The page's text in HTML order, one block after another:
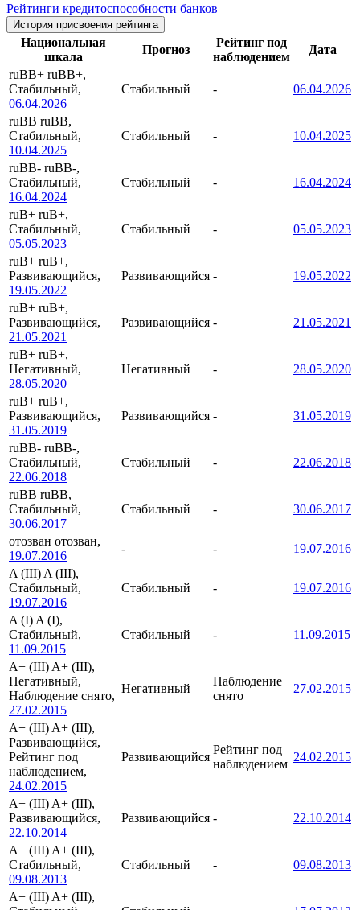
Рейтинги кредитоспособности банков
История присвоения рейтинга
Национальная
шкала
Прогноз
Рейтинг под
наблюдением
Дата
ruBB+ ruBB+,
Стабильный,
06.04.2026
Стабильный - 06.04.2026
ruBB ruBB,
Стабильный,
10.04.2025
Стабильный - 10.04.2025
ruBB- ruBB-,
Стабильный,
16.04.2024
Стабильный - 16.04.2024
ruB+ ruB+,
Стабильный,
05.05.2023
Стабильный - 05.05.2023
ruB+ ruB+,
Развивающийся,
19.05.2022
Развивающийся - 19.05.2022
ruB+ ruB+,
Развивающийся,
21.05.2021
Развивающийся - 21.05.2021
ruB+ ruB+,
Негативный,
28.05.2020
Негативный - 28.05.2020
ruB+ ruB+,
Развивающийся,
31.05.2019
Развивающийся - 31.05.2019
ruBB- ruBB-,
Стабильный,
22.06.2018
Стабильный - 22.06.2018
ruBB ruBB,
Стабильный,
30.06.2017
Стабильный - 30.06.2017
отозван отозван,
19.07.2016
- -
19.07.2016
A (III) A (III),
Стабильный,
19.07.2016
Стабильный - 19.07.2016
A (I) A (I),
Стабильный,
11.09.2015
Стабильный - 11.09.2015
A+ (III) A+ (III),
Негативный,
Наблюдение снято,
27.02.2015
Негативный
Наблюдение
снято
27.02.2015
A+ (III) A+ (III),
Развивающийся,
Рейтинг под
наблюдением,
24.02.2015
Развивающийся
Рейтинг под
наблюдением
24.02.2015
A+ (III) A+ (III),
Развивающийся,
22.10.2014
Развивающийся - 22.10.2014
A+ (III) A+ (III),
Стабильный,
09.08.2013
Стабильный - 09.08.2013
A+ (III) A+ (III),